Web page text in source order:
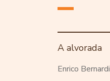
A alvorada
Enrico Bernardi